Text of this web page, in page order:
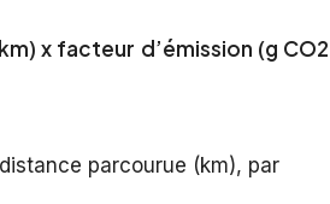
x facteur d’émission (g
parcourue (km), par